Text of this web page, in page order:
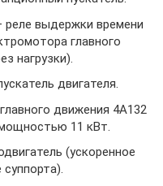
выдержки времени
главного
нагрузки).
двигателя.
движения 4А132
11 кВт.
(ускоренное